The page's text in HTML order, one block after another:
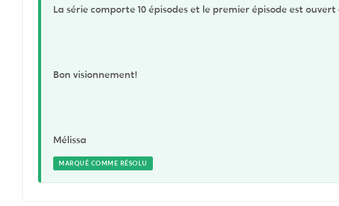
La série comporte 10 épisodes et le premier épisode est ouvert
Bon visionnement!
Mélissa
MARQUÉ COMME RÉSOLU